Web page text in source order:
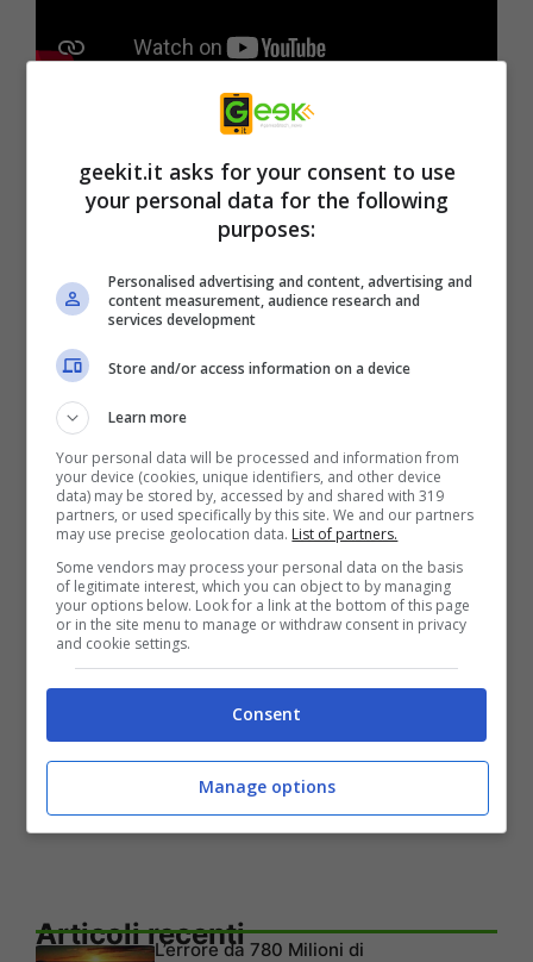
Monster High: Skulltimate Secrets – Dettagli
Creazione di mostri personalizzati
nel fantastico platform 3D, i giocatori
possono creare e personalizzare il
proprio mostro per dimostrare che è
bello essere un ghoul. Crea un mostro
Esplora i mondi: scopri i segreti e il
vero potere delle Stanze nascoste, dai
un’occhiata alla fedele ricostruzione del
campus di Monster High.
Volti familiari: diventa una bestiola
con l’intera Boo Crew e incontra i
Clawdeen Wolf™, Draculaura™ e Frankie
Stein™ mentre ti muovi nei corridoi di
Monster High™ e ne scopri i misteri.
Articoli recentiL’errore da 780 Milioni di
geekit.it asks for your consent to use
your personal data for the following
purposes:
Personalised advertising and content, advertising and
content measurement, audience research and
services development
Store and/or access information on a device
Learn more
Your personal data will be processed and information from
your device (cookies, unique identifiers, and other device
data) may be stored by, accessed by and shared with 319
partners, or used specifically by this site. We and our partners
may use precise geolocation data. List of partners.
Some vendors may process your personal data on the basis
of legitimate interest, which you can object to by managing
your options below. Look for a link at the bottom of this page
or in the site menu to manage or withdraw consent in privacy
and cookie settings.
Consent
Manage options